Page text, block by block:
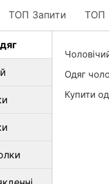
ТОП Запити ТОП
Одяг
Купити